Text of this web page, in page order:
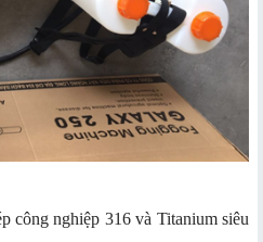
công nghiệp 316 và Titanium siêu